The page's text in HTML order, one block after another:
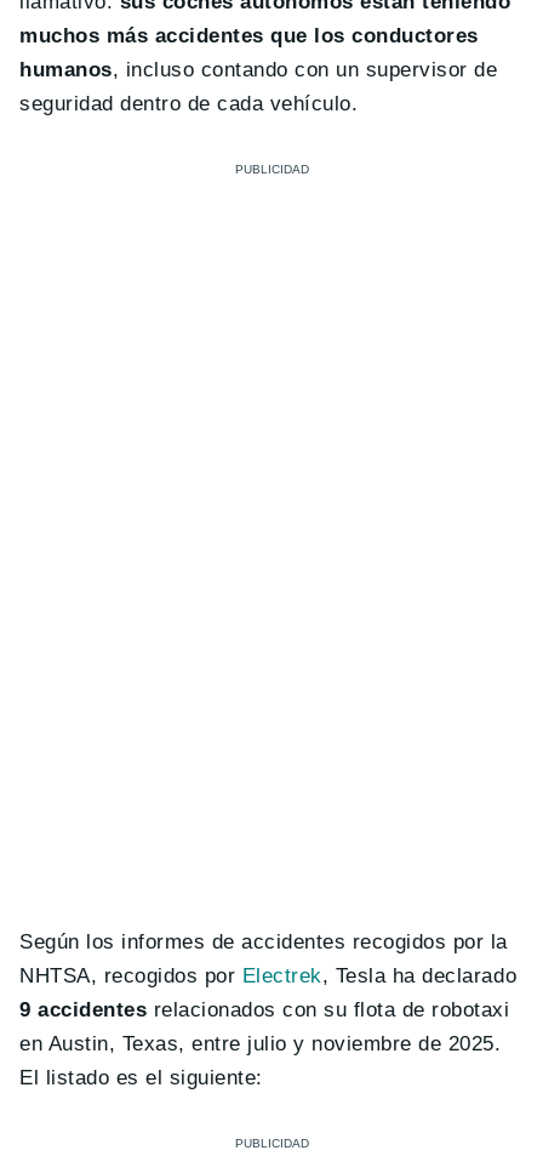
muchos más accidentes que los conductores
humanos, incluso contando con un supervisor de
seguridad dentro de cada vehículo.
Según los informes de accidentes recogidos por la
NHTSA, recogidos por Electrek, Tesla ha declarado
9 accidentes relacionados con su flota de robotaxi
en Austin, Texas, entre julio y noviembre de 2025.
El listado es el siguiente: